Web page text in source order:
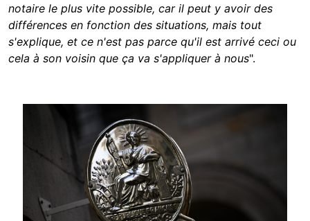
notaire le plus vite possible, car il peut y avoir des
différences en fonction des situations, mais tout
s'explique, et ce n'est pas parce qu'il est arrivé ceci ou
cela à son voisin que ça va s'appliquer à nous".